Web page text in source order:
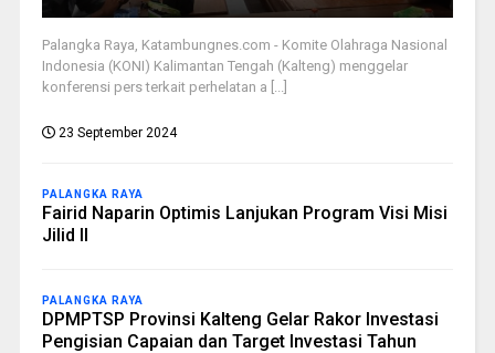
Palangka Raya, Katambungnes.com - Komite Olahraga Nasional
Indonesia (KONI) Kalimantan Tengah (Kalteng) menggelar
konferensi pers terkait perhelatan a [...]
23 September 2024
PALANGKA RAYA
Fairid Naparin Optimis Lanjukan Program Visi Misi
Jilid II
PALANGKA RAYA
DPMPTSP Provinsi Kalteng Gelar Rakor Investasi
Pengisian Capaian dan Target Investasi Tahun